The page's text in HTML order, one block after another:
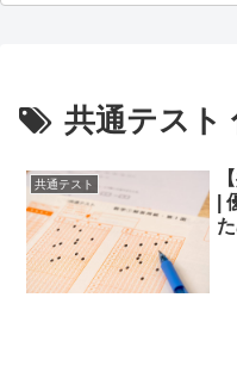
共通テスト
共通テスト
|